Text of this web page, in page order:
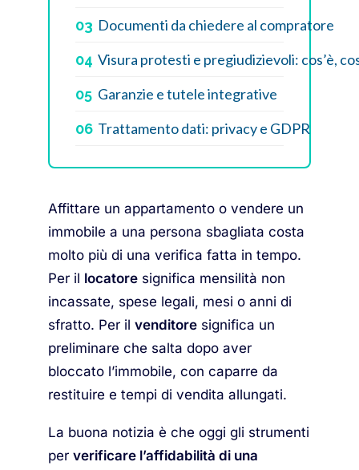
03 Documenti da chiedere al compratore
04 Visura protesti e pregiudizievoli: cos’è,
05 Garanzie e tutele integrative
06 Trattamento dati: privacy e GDPR
Affittare un appartamento o vendere un
immobile a una persona sbagliata costa
molto più di una verifica fatta in tempo.
Per il locatore significa mensilità non
incassate, spese legali, mesi o anni di
sfratto. Per il venditore significa un
preliminare che salta dopo aver
bloccato l’immobile, con caparre da
restituire e tempi di vendita allungati.
La buona notizia è che oggi gli strumenti
per verificare l’affidabilità di una